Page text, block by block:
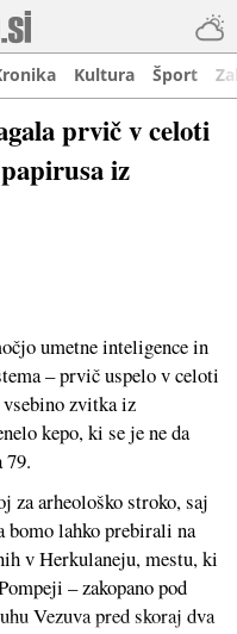
Kultura Šport
prvič v celoti
iz
umetne inteligence in
– prvič uspelo v celoti
zvitka iz
kepo, ki se je ne da
za arheološko stroko, saj
bomo lahko prebirali na
v Herkulaneju, mestu, ki
– zakopano pod
Vezuva pred skoraj dva